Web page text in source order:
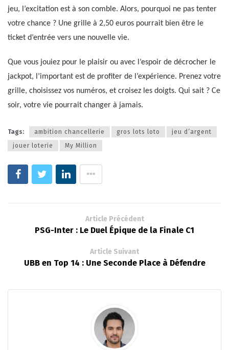
jeu, l’excitation est à son comble. Alors, pourquoi ne pas tenter
votre chance ? Une grille à 2,50 euros pourrait bien être le
ticket d’entrée vers une nouvelle vie.
Que vous jouiez pour le plaisir ou avec l’espoir de décrocher le
jackpot, l’important est de profiter de l’expérience. Prenez votre
grille, choisissez vos numéros, et croisez les doigts. Qui sait ? Ce
soir, votre vie pourrait changer à jamais.
Tags: ambition chancellerie gros lots loto
jeu d’argent
jouer loterie
My Million
Article Précédent
PSG-Inter : Le Duel Épique de la Finale C1
Article Suivant
UBB en Top 14 : Une Seconde Place à Défendre